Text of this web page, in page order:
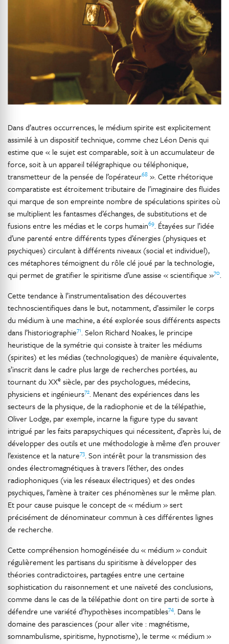
Dans d’autres occurrences, le médium spirite est explicitement
assimilé à un dispositif technique, comme chez Léon Denis qui
estime que « le sujet est comparable, soit à un accumulateur de
force, soit à un appareil télégraphique ou téléphonique,
transmetteur de la pensée de l’opérateur68 ». Cette rhétorique
comparatiste est étroitement tributaire de l’imaginaire des fluides
qui marque de son empreinte nombre de spéculations spirites où
se multiplient les fantasmes d’échanges, de substitutions et de
fusions entre les médias et le corps humain69. Étayées sur l’idée
d’une parenté entre différents types d’énergies (physiques et
psychiques) circulant à différents niveaux (social et individuel),
ces métaphores témoignent du rôle clé joué par la technologie,
qui permet de gratifier le spiritisme d’une assise « scientifique »70.
Cette tendance à l’instrumentalisation des découvertes
technoscientifiques dans le but, notamment, d’assimiler le corps
du médium à une machine, a été explorée sous différents aspects
dans l’historiographie71. Selon Richard Noakes, le principe
heuristique de la symétrie qui consiste à traiter les médiums
(spirites) et les médias (technologiques) de manière équivalente,
s’inscrit dans le cadre plus large de recherches portées, au
tournant du XXe siècle, par des psychologues, médecins,
physiciens et ingénieurs72. Menant des expériences dans les
secteurs de la physique, de la radiophonie et de la télépathie,
Oliver Lodge, par exemple, incarne la figure type du savant
intrigué par les faits parapsychiques qui nécessitent, d’après lui, de
développer des outils et une méthodologie à même d’en prouver
l’existence et la nature73. Son intérêt pour la transmission des
ondes électromagnétiques à travers l’éther, des ondes
radiophoniques (via les réseaux électriques) et des ondes
psychiques, l’amène à traiter ces phénomènes sur le même plan.
Et pour cause puisque le concept de « médium » sert
précisément de dénominateur commun à ces différentes lignes
de recherche.
Cette compréhension homogénéisée du « médium » conduit
régulièrement les partisans du spiritisme à développer des
théories contradictoires, partagées entre une certaine
sophistication du raisonnement et une naïveté des conclusions,
comme dans le cas de la télépathie dont on tire parti de sorte à
défendre une variété d’hypothèses incompatibles74. Dans le
domaine des parasciences (pour aller vite : magnétisme,
somnambulisme, spiritisme, hypnotisme), le terme « médium »